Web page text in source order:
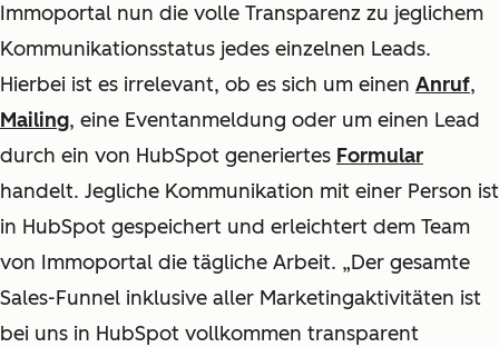
Immoportal nun die volle Transparenz zu jeglichem
Kommunikationsstatus jedes einzelnen Leads.
Hierbei ist es irrelevant, ob es sich um einen Anruf,
Mailing, eine Eventanmeldung oder um einen Lead
durch ein von HubSpot generiertes Formular
handelt. Jegliche Kommunikation mit einer Person ist
in HubSpot gespeichert und erleichtert dem Team
von Immoportal die tägliche Arbeit. „Der gesamte
Sales-Funnel inklusive aller Marketingaktivitäten ist
bei uns in HubSpot vollkommen transparent